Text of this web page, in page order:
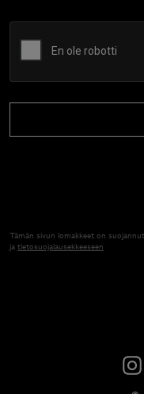
Tämän sivun lomakkeet on
jatietosuojalausekkeeseen